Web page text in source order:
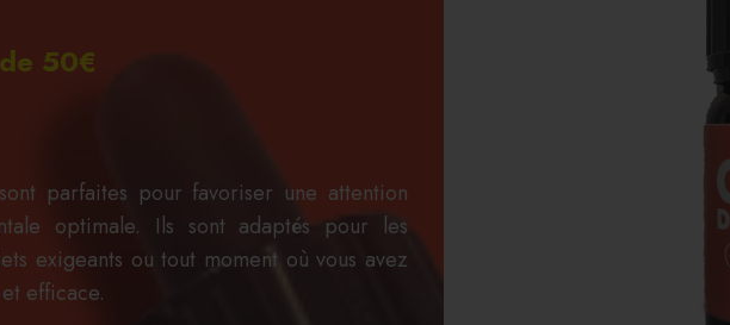
50€
parfaites pour favoriser une attention
optimale. Ils sont adaptés pour les
exigeants ou tout moment où vous avez
efficace.